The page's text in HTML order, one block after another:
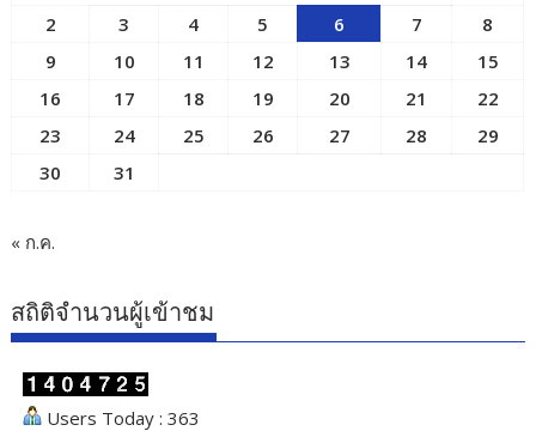
2
3 4 5 6 7
8
9
10 11 12 13 14
15
16
17 18 19 20 21
22
23
24 25 26 27 28
29
30
31
« ก.ค.
สถิติจำนวนผู้เข้าชม
Users Today : 363